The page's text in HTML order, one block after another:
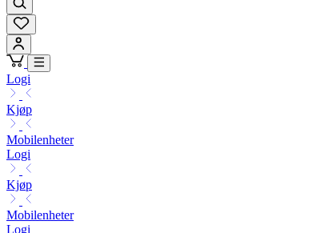
Logi
Kjøp
Mobilenheter
Logi
Kjøp
Mobilenheter
Logi